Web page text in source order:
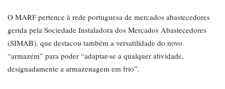
O MARF pertence à rede portuguesa de mercados abastecedores
gerida pela Sociedade Instaladora dos Mercados Abastecedores
(SIMAB), que destacou também a versatilidade do novo
“armazém” para poder “adaptar-se a qualquer atividade,
designadamente a armazenagem em frio”.